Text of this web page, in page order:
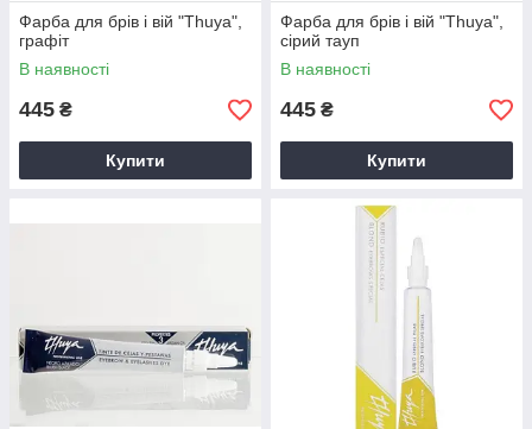
Фарба для брів і вій "Thuya",
графіт
В наявності
445 ₴
Купити
Фарба для брів і вій "Thuya",
сірий тауп
В наявності
445 ₴
Купити